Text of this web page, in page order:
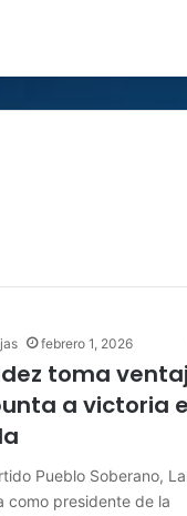
febrero 1, 2026
toma
a victoria
Pueblo Soberano,
como presidente de la